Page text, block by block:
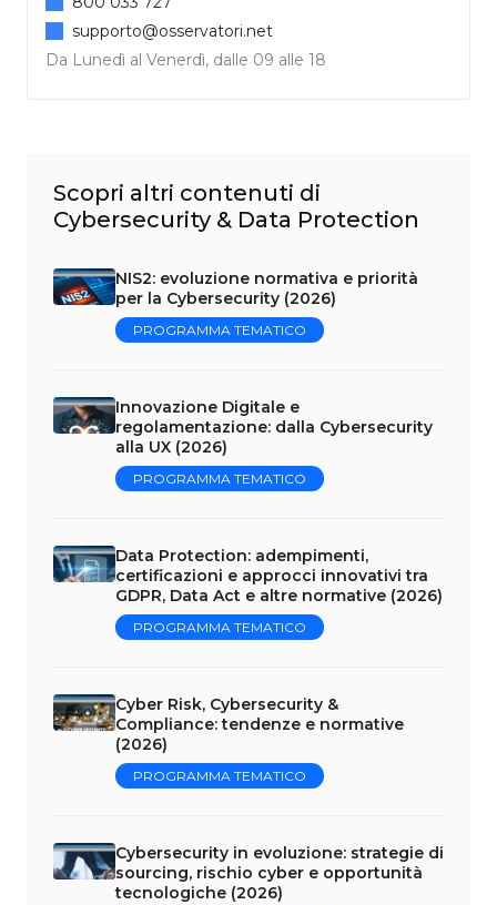
Da Lunedì al Venerdì, dalle 09 alle 18
supporto@osservatori.net
Scopri altri contenuti di
Cybersecurity & Data Protection
NIS2: evoluzione normativa e priorità
per la Cybersecurity (2026)
PROGRAMMA TEMATICO
Innovazione Digitale e
regolamentazione: dalla Cybersecurity
alla UX (2026)
PROGRAMMA TEMATICO
Data Protection: adempimenti,
certificazioni e approcci innovativi tra
GDPR, Data Act e altre normative (2026)
PROGRAMMA TEMATICO
Cyber Risk, Cybersecurity &
Compliance: tendenze e normative
(2026)
PROGRAMMA TEMATICO
Cybersecurity in evoluzione: strategie di
sourcing, rischio cyber e opportunità
tecnologiche (2026)